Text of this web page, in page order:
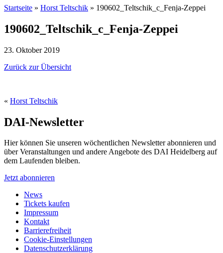
Startseite » Horst Teltschik » 190602_Teltschik_c_Fenja-Zeppei
190602_Teltschik_c_Fenja-Zeppei
23. Oktober 2019
Zurück zur Übersicht
« Horst Teltschik
DAI-Newsletter
Hier können Sie unseren wöchentlichen Newsletter abonnieren und
über Veranstaltungen und andere Angebote des DAI Heidelberg auf
dem Laufenden bleiben.
Jetzt abonnieren
News
Tickets kaufen
Impressum
Kontakt
Barrierefreiheit
Cookie-Einstellungen
Datenschutzerklärung